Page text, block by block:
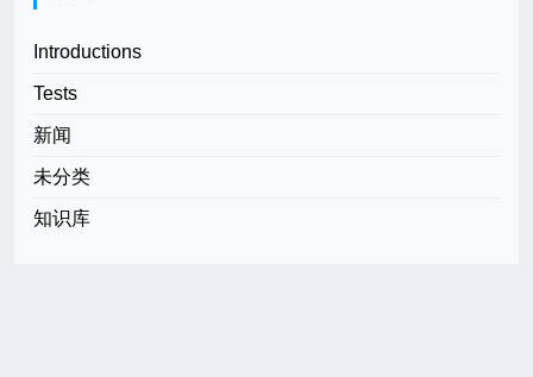
Introductions
Tests
新闻
未分类
知识库